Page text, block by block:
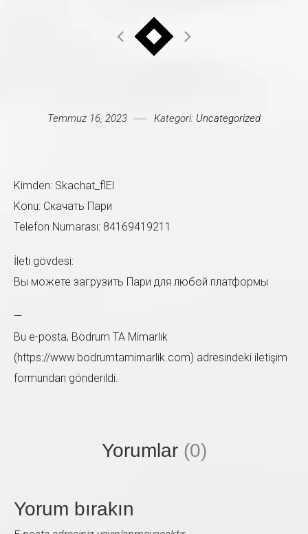
Temmuz 16, 2023 Kategori: Uncategorized
Kimden: Skachat_flEl
Konu: Скачать Пари
Telefon Numarası: 84169419211
İleti gövdesi:
Вы можете загрузить Пари для любой платформы
—
Bu e-posta, Bodrum TA Mimarlık
(https://www.bodrumtamimarlik.com) adresindeki iletişim
formundan gönderildi.
Yorumlar (0)
Yorum bırakın